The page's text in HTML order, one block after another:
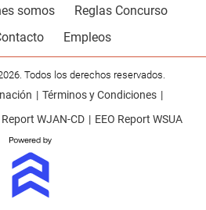
somos
Reglas Concurso
Empleos
Todos los derechos reservados.
Términos y Condiciones
Report WJAN-CD EEO Report WSUA